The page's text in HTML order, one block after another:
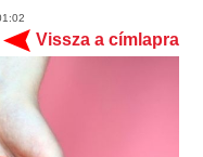
Vissza a címlapra